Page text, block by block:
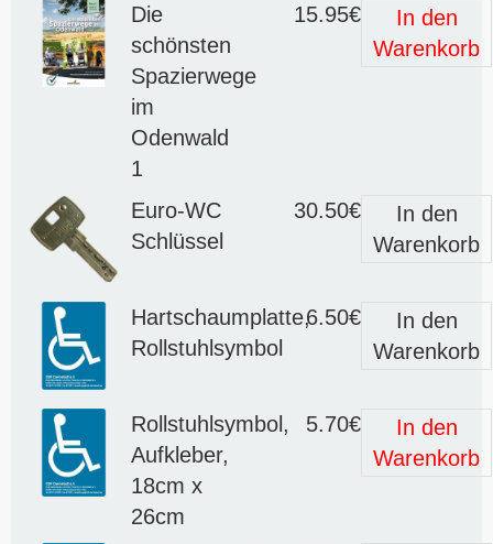
Die
schönsten
Spazierwege
im
Odenwald
1
15.95€
In den
Warenkorb
Euro-WC
Schlüssel
30.50€
In den
Warenkorb
Hartschaumplatte,
Rollstuhlsymbol
6.50€
In den
Warenkorb
Rollstuhlsymbol,
Aufkleber,
18cm x
26cm
5.70€
In den
Warenkorb